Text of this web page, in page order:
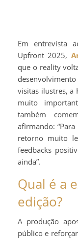
Em entrevista
Upfront 2025,
que o reality
visitas ilustres, a
muito
também
afirmando:
retorno muito
feedbacks
ainda”.
Qual é a
edição?
A produção
público e